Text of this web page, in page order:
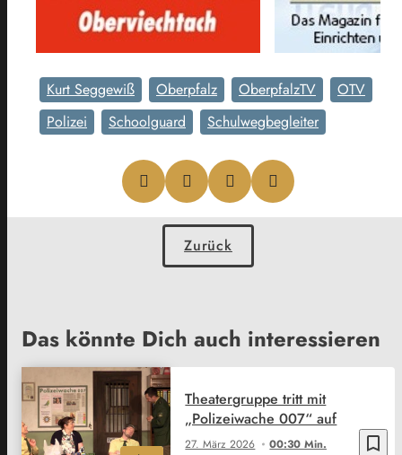
Kurt Seggewiß Oberpfalz OberpfalzTV
OTV
Polizei
Schoolguard Schulwegbegleiter
Zurück
Das könnte Dich auch interessieren
bookmark_border
27. März 2026 00:30 Min.
Theatergruppe tritt mit
„Polizeiwache 007“ auf